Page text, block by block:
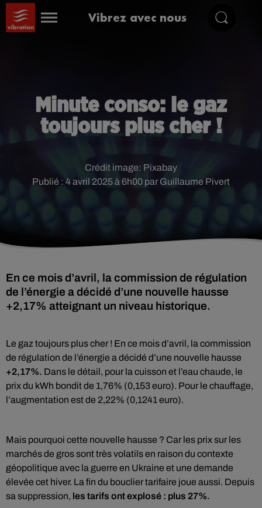
Vibrez avec nous
Minute conso: le gaz
toujours plus cher !
Publié : 4 avril 2025 à 6h00 par Guillaume Pivert
Crédit image: Pixabay
En ce mois d’avril, la commission de régulation
de l’énergie a décidé d’une nouvelle hausse
+2,17% atteignant un niveau historique.
Le gaz toujours plus cher ! En ce mois d’avril, la commission
de régulation de l’énergie a décidé d’une nouvelle hausse
+2,17%. Dans le détail, pour la cuisson et l’eau chaude, le
prix du kWh bondit de 1,76% (0,153 euro). Pour le chauffage,
l’augmentation est de 2,22% (0,1241 euro).
Mais pourquoi cette nouvelle hausse ? Car les prix sur les
marchés de gros sont très volatils en raison du contexte
géopolitique avec la guerre en Ukraine et une demande
élevée cet hiver. La fin du bouclier tarifaire joue aussi. Depuis
sa suppression, les tarifs ont explosé : plus 27%.